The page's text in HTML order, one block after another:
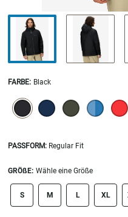
FARBE: Black
SELECTION WILL REFRESH THE
selected
PASSFORM: Regular Fit
GRÖßE: Wähle eine Größe
size swatch
S M L XL